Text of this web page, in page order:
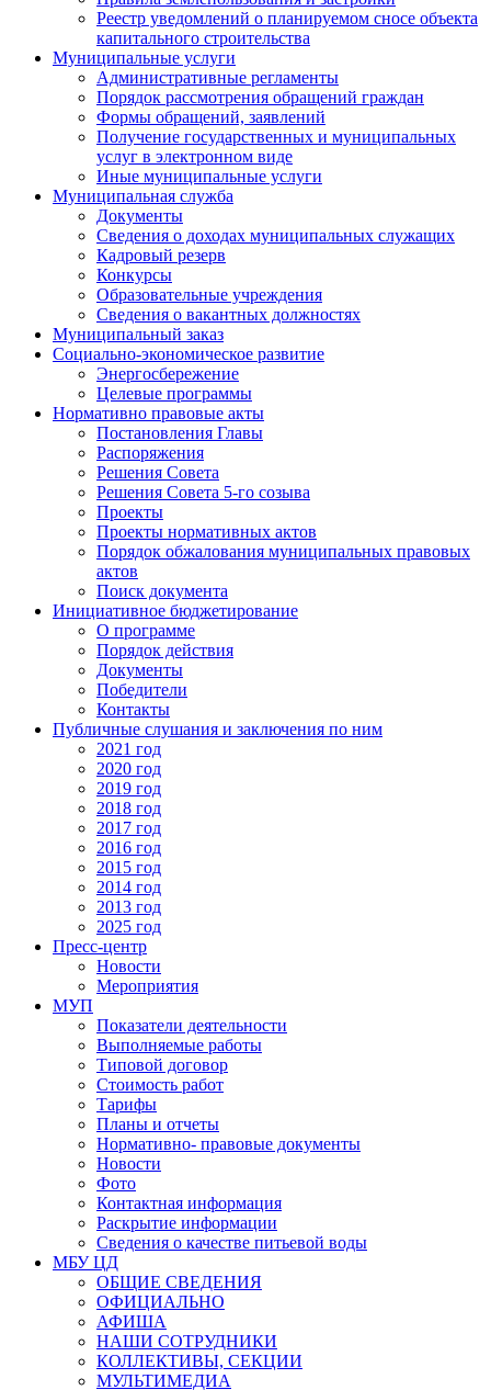
Реестр уведомлений о планируемом сносе объекта
капитального строительства
Муниципальные услуги
Административные регламенты
Порядок рассмотрения обращений граждан
Формы обращений, заявлений
Получение государственных и муниципальных
услуг в электронном виде
Иные муниципальные услуги
Муниципальная служба
Документы
Сведения о доходах муниципальных служащих
Кадровый резерв
Конкурсы
Образовательные учреждения
Сведения о вакантных должностях
Муниципальный заказ
Социально-экономическое развитие
Энергосбережение
Целевые программы
Нормативно правовые акты
Постановления Главы
Распоряжения
Решения Совета
Решения Совета 5-го созыва
Проекты
Проекты нормативных актов
Порядок обжалования муниципальных правовых
актов
Поиск документа
Инициативное бюджетирование
О программе
Порядок действия
Документы
Победители
Контакты
Публичные слушания и заключения по ним
2021 год
2020 год
2019 год
2018 год
2017 год
2016 год
2015 год
2014 год
2013 год
2025 год
Пресс-центр
Новости
Мероприятия
МУП
Показатели деятельности
Выполняемые работы
Типовой договор
Стоимость работ
Тарифы
Планы и отчеты
Нормативно- правовые документы
Новости
Фото
Контактная информация
Раскрытие информации
Сведения о качестве питьевой воды
МБУ ЦД
ОБЩИЕ СВЕДЕНИЯ
ОФИЦИАЛЬНО
АФИША
НАШИ СОТРУДНИКИ
КОЛЛЕКТИВЫ, СЕКЦИИ
МУЛЬТИМЕДИА